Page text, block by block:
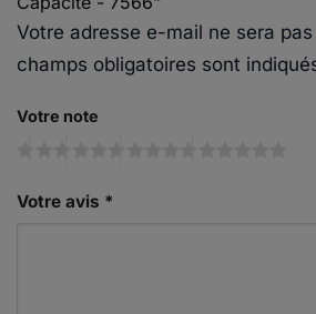
Votre adresse e-mail ne sera
champs obligatoires sont
Votre note
Votre avis *